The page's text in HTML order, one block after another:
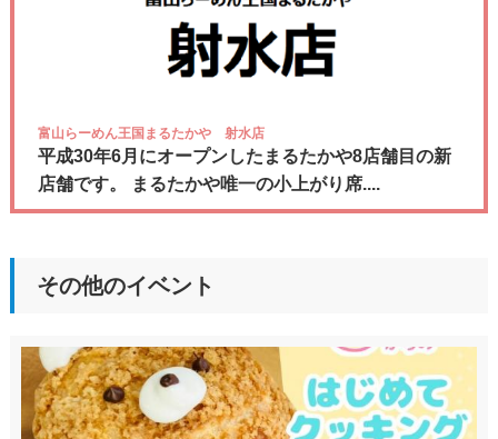
富山らーめん王国まるたかや 射水店
平成30年6月にオープンしたまるたかや8店舗目の新
店舗です。 まるたかや唯一の小上がり席....
その他のイベント